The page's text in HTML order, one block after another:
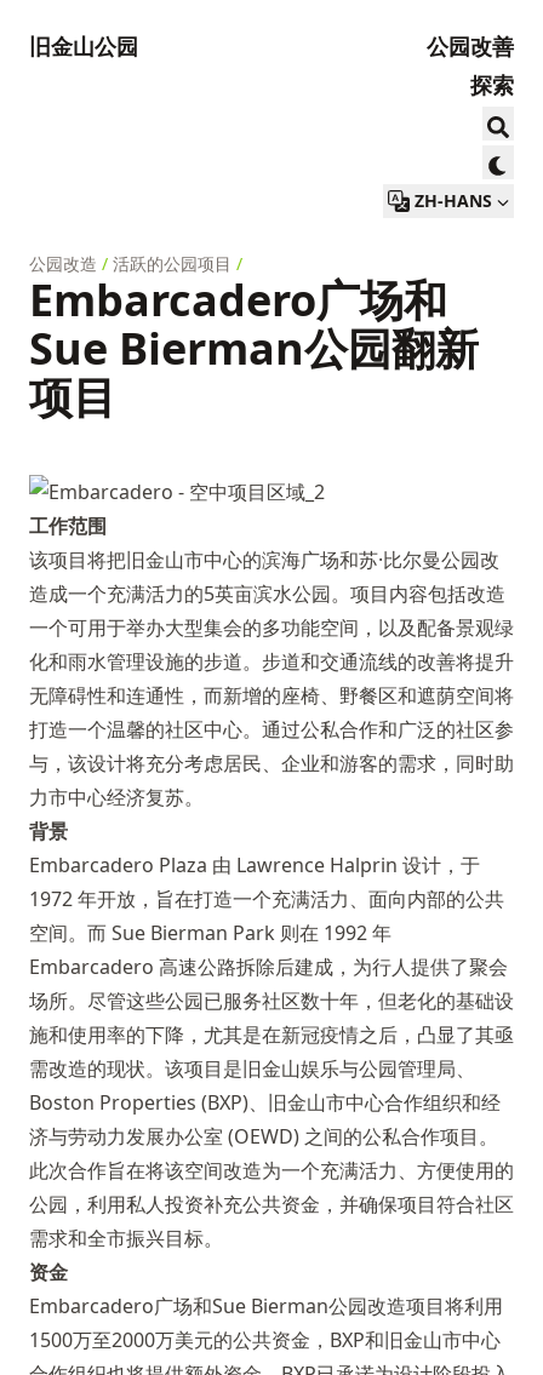
旧金山公园
公园改善
探索
ZH-HANS
公园改造 / 活跃的公园项目 /
Embarcadero广场和
Sue Bierman公园翻新
项目
工作范围
该项目将把旧金山市中心的滨海广场和苏·比尔曼公园改
造成一个充满活力的5英亩滨水公园。项目内容包括改造
一个可用于举办大型集会的多功能空间，以及配备景观绿
化和雨水管理设施的步道。步道和交通流线的改善将提升
无障碍性和连通性，而新增的座椅、野餐区和遮荫空间将
打造一个温馨的社区中心。通过公私合作和广泛的社区参
与，该设计将充分考虑居民、企业和游客的需求，同时助
力市中心经济复苏。
背景
Embarcadero Plaza 由 Lawrence Halprin 设计，于
1972 年开放，旨在打造一个充满活力、面向内部的公共
空间。而 Sue Bierman Park 则在 1992 年
Embarcadero 高速公路拆除后建成，为行人提供了聚会
场所。尽管这些公园已服务社区数十年，但老化的基础设
施和使用率的下降，尤其是在新冠疫情之后，凸显了其亟
需改造的现状。该项目是旧金山娱乐与公园管理局、
Boston Properties (BXP)、旧金山市中心合作组织和经
济与劳动力发展办公室 (OEWD) 之间的公私合作项目。
此次合作旨在将该空间改造为一个充满活力、方便使用的
公园，利用私人投资补充公共资金，并确保项目符合社区
需求和全市振兴目标。
资金
Embarcadero广场和Sue Bierman公园改造项目将利用
1500万至2000万美元的公共资金，BXP和旧金山市中心